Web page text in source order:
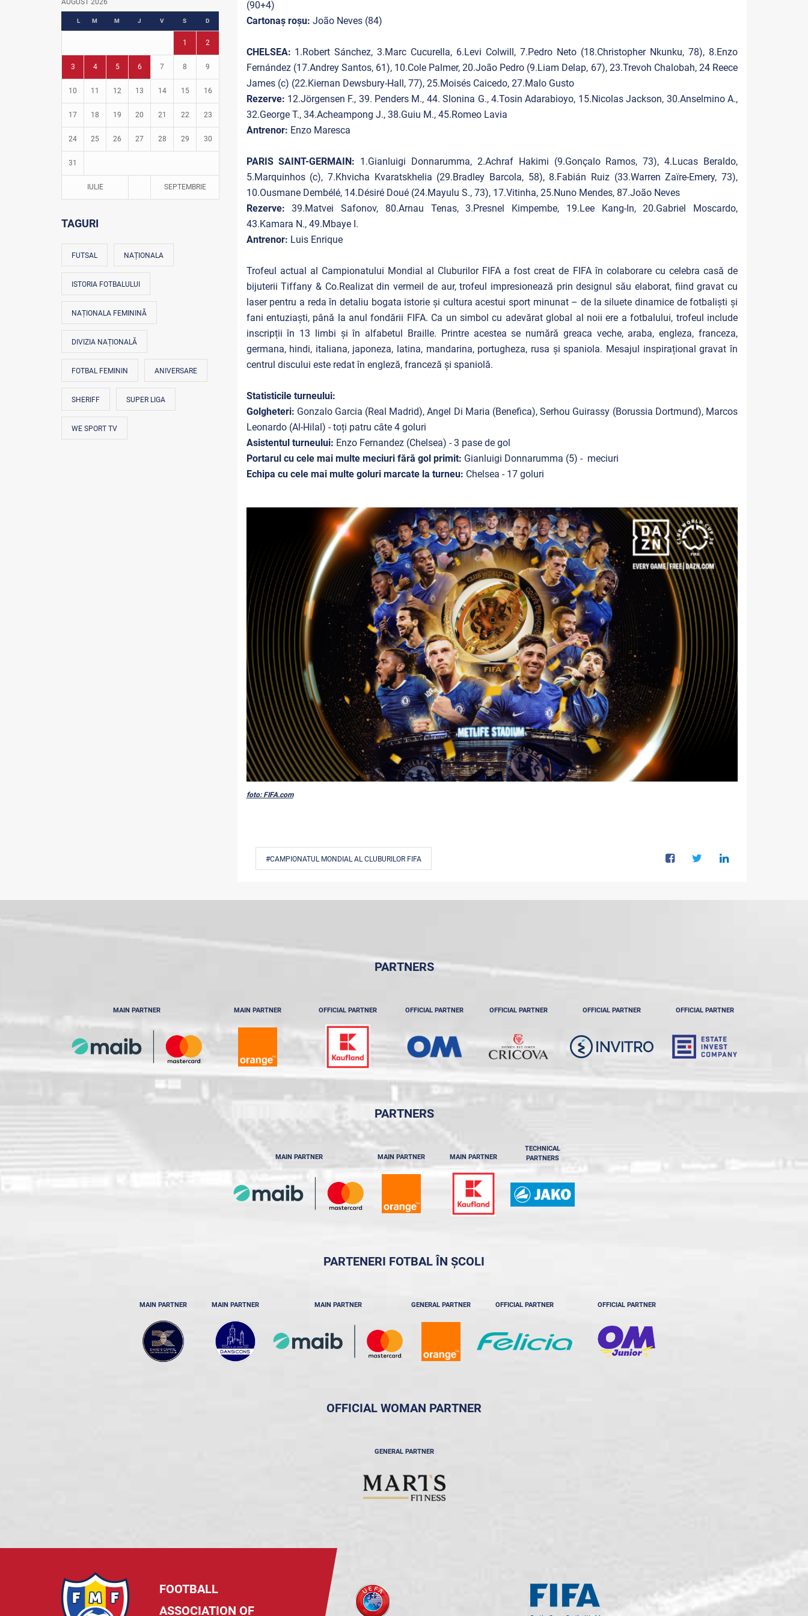
Fotbal în grădinițe
AUGUST 2026
L M M J V S D
1 2
3 4 5 6 7 8 9
10 11 12 13 14 15 16
17 18 19 20 21 22 23
24 25 26 27 28 29 30
31
IULIE SEPTEMBRIE
TAGURI
FUTSAL NAȚIONALA
ISTORIA FOTBALULUI
NAȚIONALA FEMININĂ
DIVIZIA NAȚIONALĂ
FOTBAL FEMININ ANIVERSARE
SHERIFF SUPER LIGA
WE SPORT TV
(90+4)
Cartonaș roșu: João Neves (84)
CHELSEA: 1.Robert Sánchez, 3.Marc Cucurella, 6.Levi Colwill, 7.Pedro Neto (18.Christopher Nkunku, 78), 8.Enzo
Fernández (17.Andrey Santos, 61), 10.Cole Palmer, 20.João Pedro (9.Liam Delap, 67), 23.Trevoh Chalobah, 24 Reece
James (c) (22.Kiernan Dewsbury-Hall, 77), 25.Moisés Caicedo, 27.Malo Gusto
Rezerve: 12.Jörgensen F., 39. Penders M., 44. Slonina G., 4.Tosin Adarabioyo, 15.Nicolas Jackson, 30.Anselmino A.,
32.George T., 34.Acheampong J., 38.Guiu M., 45.Romeo Lavia
Antrenor: Enzo Maresca
PARIS SAINT-GERMAIN: 1.Gianluigi Donnarumma, 2.Achraf Hakimi (9.Gonçalo Ramos, 73), 4.Lucas Beraldo,
5.Marquinhos (c), 7.Khvicha Kvaratskhelia (29.Bradley Barcola, 58), 8.Fabián Ruiz (33.Warren Zaïre-Emery, 73),
10.Ousmane Dembélé, 14.Désiré Doué (24.Mayulu S., 73), 17.Vitinha, 25.Nuno Mendes, 87.João Neves
Rezerve:39.Matvei Safonov, 80.Arnau Tenas, 3.Presnel Kimpembe, 19.Lee Kang-In, 20.Gabriel Moscardo,
43.Kamara N., 49.Mbaye I.
Antrenor: Luis Enrique
Trofeul actual al Campionatului Mondial al Cluburilor FIFA a fost creat de FIFA în colaborare cu celebra casă de
bijuterii Tiffany & Co.Realizat din vermeil de aur, trofeul impresionează prin designul său elaborat, fiind gravat cu
laser pentru a reda în detaliu bogata istorie și cultura acestui sport minunat – de la siluete dinamice de fotbaliști și
fani entuziaști, până la anul fondării FIFA. Ca un simbol cu adevărat global al noii ere a fotbalului, trofeul include
inscripții în 13 limbi și în alfabetul Braille. Printre acestea se numără greaca veche, araba, engleza, franceza,
germana, hindi, italiana, japoneza, latina, mandarina, portugheza, rusa și spaniola. Mesajul inspirațional gravat în
centrul discului este redat în engleză, franceză și spaniolă.
Statisticile turneului:
Golgheteri: Gonzalo Garcia (Real Madrid), Angel Di Maria (Benefica), Serhou Guirassy (Borussia Dortmund), Marcos
Leonardo (Al-Hilal) - toți patru câte 4 goluri
Asistentul turneului: Enzo Fernandez (Chelsea) - 3 pase de gol
Portarul cu cele mai multe meciuri fără gol primit: Gianluigi Donnarumma (5) - meciuri
Echipa cu cele mai multe goluri marcate la turneu: Chelsea - 17 goluri
foto: FIFA.com
#CAMPIONATUL MONDIAL AL CLUBURILOR FIFA
PARTNERS
MAIN PARTNER MAIN PARTNER OFFICIAL PARTNER OFFICIAL PARTNER OFFICIAL PARTNER OFFICIAL PARTNER OFFICIAL PARTNER
PARTNERS
MAIN PARTNER MAIN PARTNER MAIN PARTNER
TECHNICAL
PARTNERS
PARTENERI FOTBAL ÎN ȘCOLI
MAIN PARTNER MAIN PARTNER MAIN PARTNER GENERAL PARTNER OFFICIAL PARTNER OFFICIAL PARTNER
OFFICIAL WOMAN PARTNER
GENERAL PARTNER
FOOTBALL
ASSOCIATION OF